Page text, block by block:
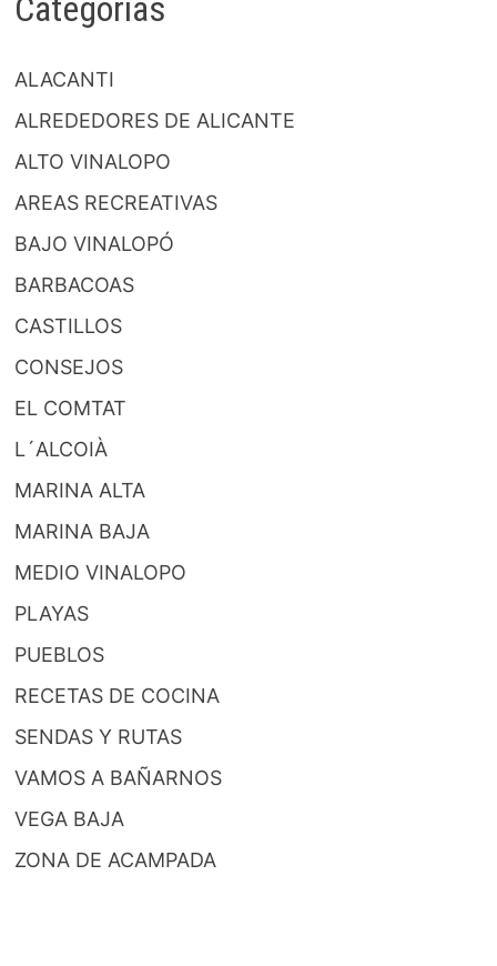
ALACANTI
ALREDEDORES DE ALICANTE
ALTO VINALOPO
AREAS RECREATIVAS
BAJO VINALOPÓ
BARBACOAS
CASTILLOS
CONSEJOS
EL COMTAT
L´ALCOIÀ
MARINA ALTA
MARINA BAJA
MEDIO VINALOPO
PLAYAS
PUEBLOS
RECETAS DE COCINA
SENDAS Y RUTAS
VAMOS A BAÑARNOS
VEGA BAJA
ZONA DE ACAMPADA